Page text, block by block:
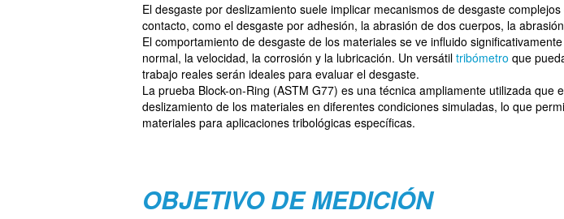
El desgaste por deslizamiento suele implicar mecanismos de desgaste
contacto, como el desgaste por adhesión, la abrasión de dos cuerpos, la
El comportamiento de desgaste de los materiales se ve influido
normal, la velocidad, la corrosión y la lubricación. Un versátil tribómetro que
trabajo reales serán ideales para evaluar el desgaste.
La prueba Block-on-Ring (ASTM G77) es una técnica ampliamente utilizada que
deslizamiento de los materiales en diferentes condiciones simuladas, lo que
materiales para aplicaciones tribológicas específicas.
OBJETIVO DE MEDICIÓN